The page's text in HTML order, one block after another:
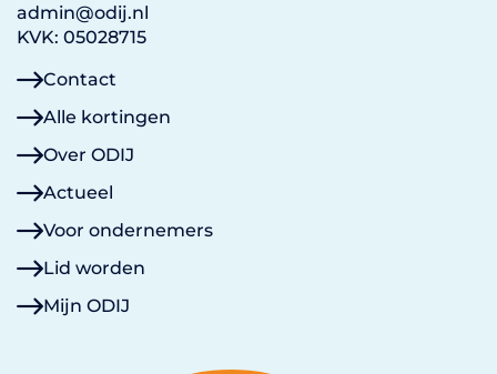
admin@odij.nl
KVK: 05028715
Contact
Alle kortingen
Over ODIJ
Actueel
Voor ondernemers
Lid worden
Mijn ODIJ